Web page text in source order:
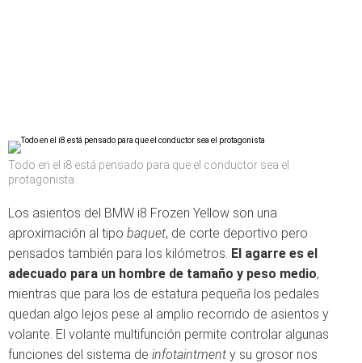
Todo en el i8 está pensado para que el conductor sea el
protagonista
Los asientos del BMW i8 Frozen Yellow son una
aproximación al tipo baquet, de corte deportivo pero
pensados también para los kilómetros. El agarre es el
adecuado para un hombre de tamaño y peso medio,
mientras que para los de estatura pequeña los pedales
quedan algo lejos pese al amplio recorrido de asientos y
volante. El volante multifunción permite controlar algunas
funciones del sistema de infotaintment y su grosor nos